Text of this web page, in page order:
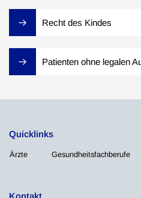
Recht des Kindes
Patienten ohne legalen
Quicklinks
Ärzte Gesundheitsfachberufe
Kontakt